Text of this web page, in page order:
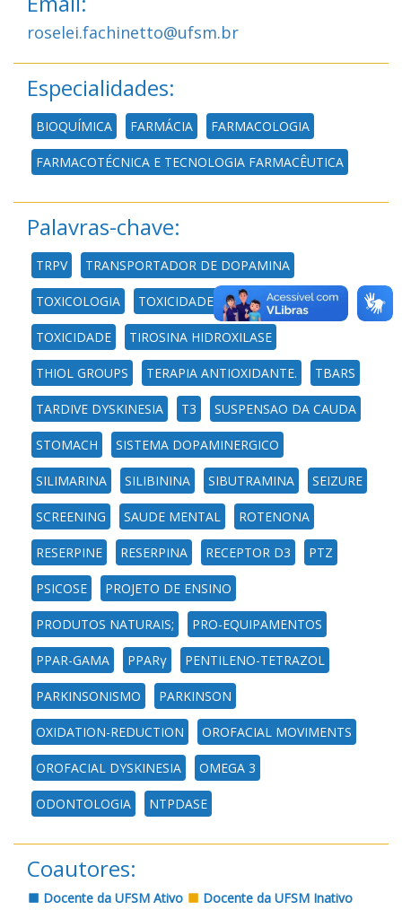
roselei.fachinetto@ufsm.br
Especialidades:
BIOQUÍMICA FARMÁCIA FARMACOLOGIA
FARMACOTÉCNICA E TECNOLOGIA FARMACÊUTICA
Palavras-chave:
TRPV TRANSPORTADOR DE DOPAMINA
TOXICOLOGIA TOXICIDADE HEPATICA
TOXICIDADE TIROSINA HIDROXILASE
THIOL GROUPS TERAPIA ANTIOXIDANTE. TBARS
TARDIVE DYSKINESIA T3 SUSPENSAO DA CAUDA
STOMACH SISTEMA DOPAMINERGICO
SILIMARINA SILIBININA SIBUTRAMINA SEIZURE
SCREENING SAUDE MENTAL ROTENONA
RESERPINE RESERPINA RECEPTOR D3 PTZ
PSICOSE PROJETO DE ENSINO
PRODUTOS NATURAIS; PRO-EQUIPAMENTOS
PPAR-GAMA PPARγ PENTILENO-TETRAZOL
PARKINSONISMO PARKINSON
OXIDATION-REDUCTION OROFACIAL MOVIMENTS
OROFACIAL DYSKINESIA OMEGA 3
ODONTOLOGIA NTPDASE
Coautores:
Docente da UFSM Ativo
Docente da UFSM Inativo